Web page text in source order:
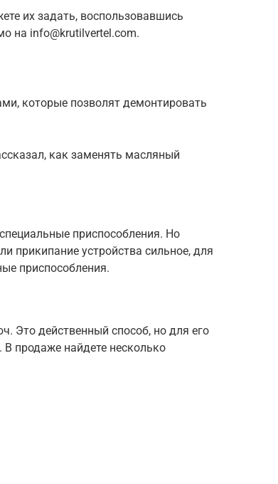
их задать, воспользовавшись
на info@krutilvertel.com.
которые позволят демонтировать
как заменять масляный
приспособления. Но
прикипание устройства сильное, для
приспособления.
Это действенный способ, но для его
В продаже найдете несколько